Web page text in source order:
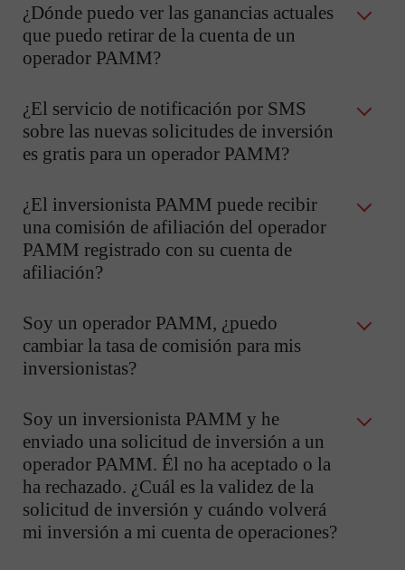
¿Dónde puedo ver las ganancias actuales
que puedo retirar de la cuenta de un
operador PAMM?
¿El servicio de notificación por SMS
sobre las nuevas solicitudes de inversión
es gratis para un operador PAMM?
¿El inversionista PAMM puede recibir
una comisión de afiliación del operador
PAMM registrado con su cuenta de
afiliación?
Soy un operador PAMM, ¿puedo
cambiar la tasa de comisión para mis
inversionistas?
Soy un inversionista PAMM y he
enviado una solicitud de inversión a un
operador PAMM. Él no ha aceptado o la
ha rechazado. ¿Cuál es la validez de la
solicitud de inversión y cuándo volverá
mi inversión a mi cuenta de operaciones?